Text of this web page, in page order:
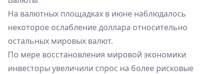
На валютных площадках в июне наблюдалось
некоторое ослабление доллара относительно
остальных мировых валют.
По мере восстановления мировой экономики
инвесторы увеличили спрос на более рисковые